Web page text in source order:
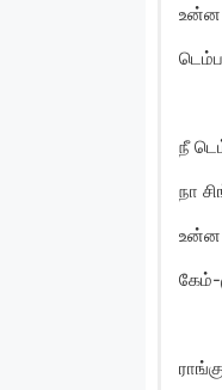
உன்ன
நீ
நா
உன்ன
கேம்-